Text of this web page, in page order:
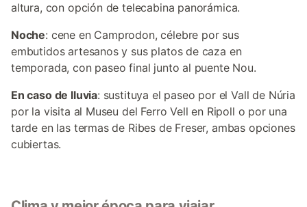
altura, con opción de telecabina panorámica.
Noche: cene en Camprodon, célebre por sus
embutidos artesanos y sus platos de caza en
temporada, con paseo final junto al puente Nou.
En caso de lluvia: sustituya el paseo por el Vall de Núria
por la visita al Museu del Ferro Vell en Ripoll o por una
tarde en las termas de Ribes de Freser, ambas opciones
cubiertas.